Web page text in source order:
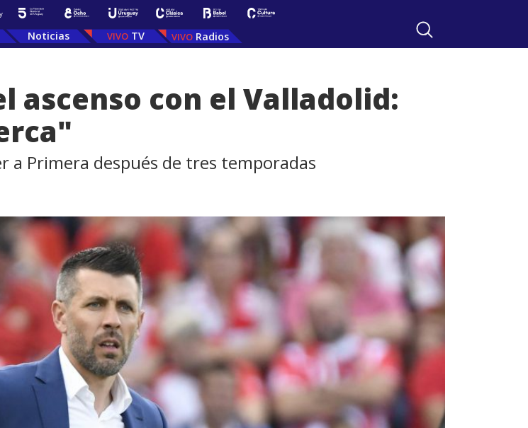
Noticias TV Radios
ascenso con el Valladolid:
a Primera después de tres temporadas